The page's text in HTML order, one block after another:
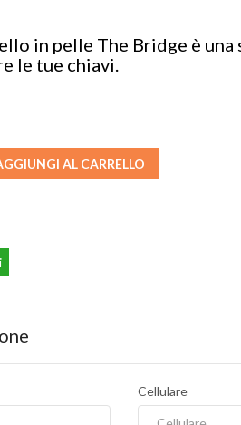
in pelle The Bridge è
le tue chiavi.
AL CARRELLO
Cellulare